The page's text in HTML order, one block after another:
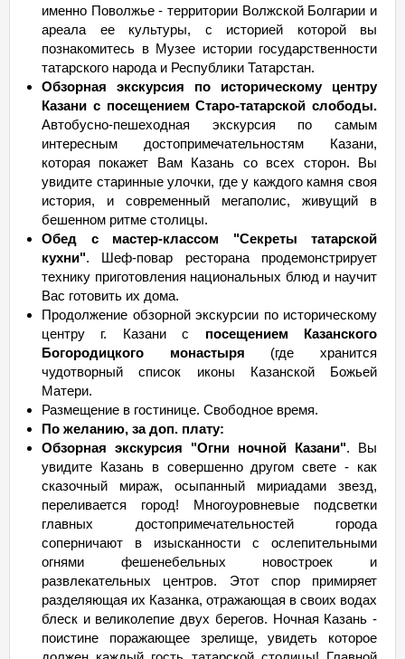
именно Поволжье - территории Волжской Болгарии и
ареала ее культуры, с историей которой вы
познакомитесь в Музее истории государственности
татарского народа и Республики Татарстан.
Обзорная экскурсия по историческому центру
Казани с посещением Старо-татарской слободы.
Автобусно-пешеходная экскурсия по самым
интересным достопримечательностям Казани,
которая покажет Вам Казань со всех сторон. Вы
увидите старинные улочки, где у каждого камня своя
история, и современный мегаполис, живущий в
бешенном ритме столицы.
Обед с мастер-классом "Секреты татарской
кухни". Шеф-повар ресторана продемонстрирует
технику приготовления национальных блюд и научит
Вас готовить их дома.
Продолжение обзорной экскурсии по историческому
центру г. Казани с посещением Казанского
Богородицкого монастыря (где хранится
чудотворный список иконы Казанской Божьей
Матери.
Размещение в гостинице. Свободное время.
По желанию, за доп. плату:
Обзорная экскурсия "Огни ночной Казани". Вы
увидите Казань в совершенно другом свете - как
сказочный мираж, осыпанный мириадами звезд,
переливается город! Многоуровневые подсветки
главных достопримечательностей города
соперничают в изысканности с ослепительными
огнями фешенебельных новостроек и
развлекательных центров. Этот спор примиряет
разделяющая их Казанка, отражающая в своих водах
блеск и великолепие двух берегов. Ночная Казань -
поистине поражающее зрелище, увидеть которое